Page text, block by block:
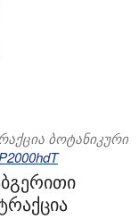
ბოტანიკური